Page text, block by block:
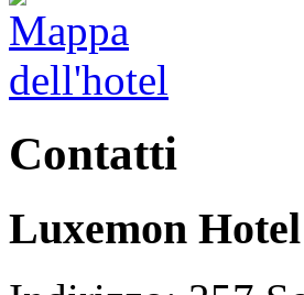
Contatti
Luxemon